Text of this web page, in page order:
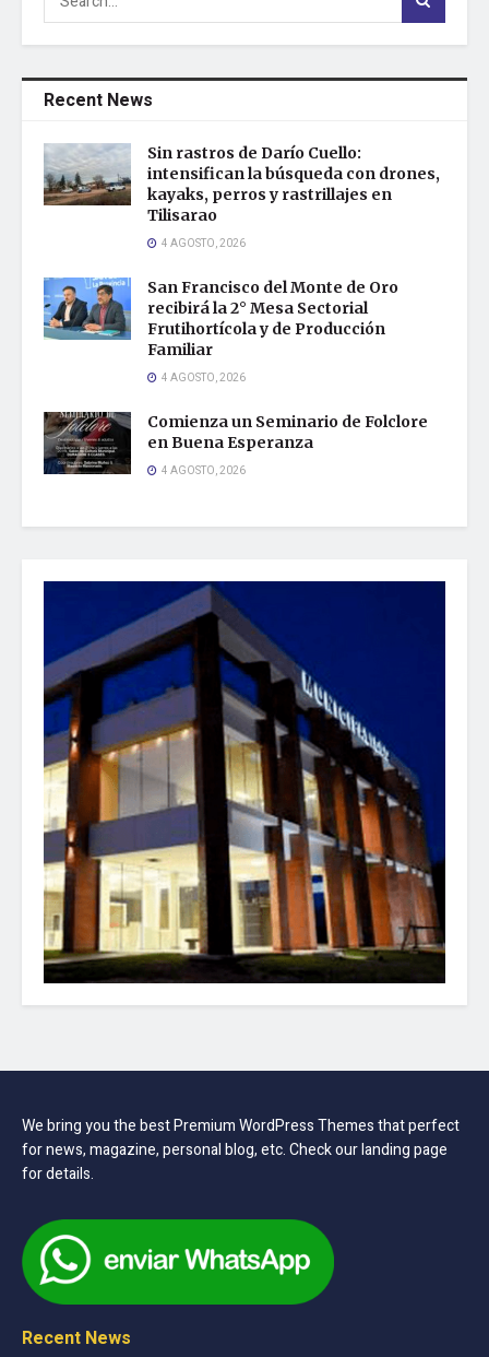
Recent News
Sin rastros de Darío Cuello:
intensifican la búsqueda con drones,
kayaks, perros y rastrillajes en
Tilisarao
4 AGOSTO, 2026
San Francisco del Monte de Oro
recibirá la 2° Mesa Sectorial
Frutihortícola y de Producción
Familiar
4 AGOSTO, 2026
Comienza un Seminario de Folclore
en Buena Esperanza
4 AGOSTO, 2026
We bring you the best Premium WordPress Themes that perfect
for news, magazine, personal blog, etc. Check our landing page
for details.
Recent News